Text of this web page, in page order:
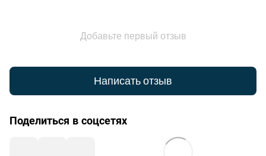
Добавьте первый отзыв
Написать отзыв
Поделиться в соцсетях